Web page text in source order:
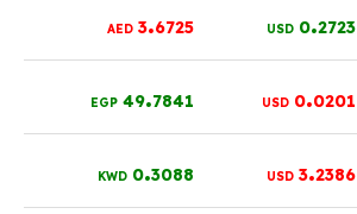
0.2723
USD
3.6725
AED
0.0201
USD
49.7841
EGP
3.2386
USD
0.3088
KWD